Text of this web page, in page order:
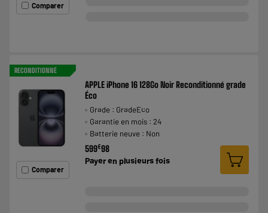
Comparer
RECONDITIONNÉ
Comparer
APPLE iPhone 16 128Go Noir Reconditionné grade
Éco
Grade : GradeEco
Garantie en mois : 24
Batterie neuve : Non
599€98
Payer en plusieurs fois